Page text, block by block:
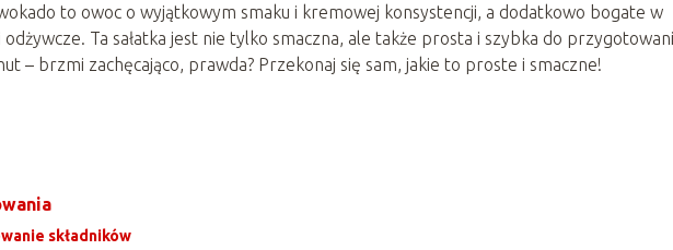
to owoc o wyjątkowym smaku i kremowej konsystencji, a dodatkowo bogate w
odżywcze. Ta sałatka jest nie tylko smaczna, ale także prosta i szybka do
– brzmi zachęcająco, prawda? Przekonaj się sam, jakie to proste i smaczne!
składników